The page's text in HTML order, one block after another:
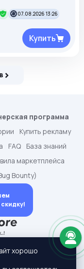
07.08.2026 13:26
Купить
программа
Купить рекламу
FAQ
База знаний
маркетплейса
Bounty)
хорошо